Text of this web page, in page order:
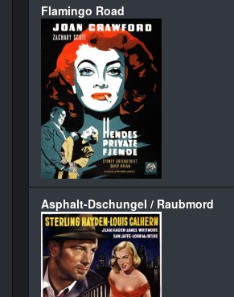
Flamingo Road
Asphalt-Dschungel / Raubmord